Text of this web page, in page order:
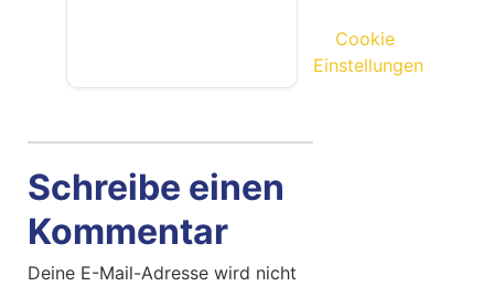
Schreibe einen
Kommentar
Deine E-Mail-Adresse wird nicht
Cookie
Einstellungen